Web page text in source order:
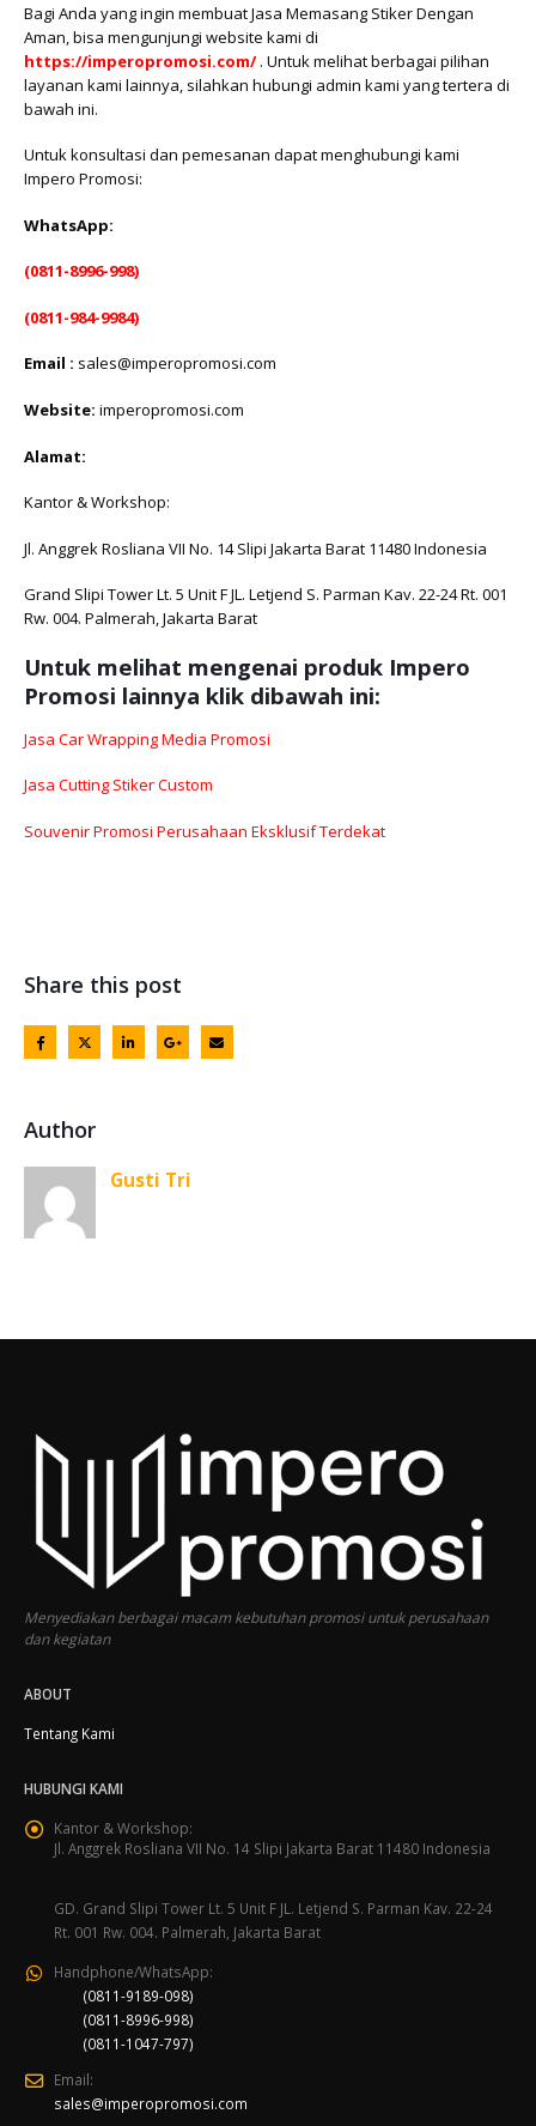
Bagi Anda yang ingin membuat Jasa Memasang Stiker Dengan
Aman, bisa mengunjungi website kami di
https://imperopromosi.com/. Untuk melihat berbagai pilihan
layanan kami lainnya, silahkan hubungi admin kami yang tertera di
bawah ini.
Untuk konsultasi dan pemesanan dapat menghubungi kami
Impero Promosi:
WhatsApp:
(0811-8996-998)
(0811-984-9984)
Email : sales@imperopromosi.com
Website: imperopromosi.com
Alamat:
Kantor & Workshop:
Jl. Anggrek Rosliana VII No. 14 Slipi Jakarta Barat 11480 Indonesia
Grand Slipi Tower Lt. 5 Unit F JL. Letjend S. Parman Kav. 22-24 Rt. 001
Rw. 004. Palmerah, Jakarta Barat
Untuk melihat mengenai produk Impero
Promosi lainnya klik dibawah ini:
Jasa Car Wrapping Media Promosi
Jasa Cutting Stiker Custom
Souvenir Promosi Perusahaan Eksklusif Terdekat
Share this post
Author
Gusti Tri
Menyediakan berbagai macam kebutuhan promosi untuk perusahaan
dan kegiatan
ABOUT
Tentang Kami
HUBUNGI KAMI
Kantor & Workshop:
Jl. Anggrek Rosliana VII No. 14 Slipi Jakarta Barat 11480 Indonesia
GD. Grand Slipi Tower Lt. 5 Unit F JL. Letjend S. Parman Kav. 22-24
Rt. 001 Rw. 004. Palmerah, Jakarta Barat
Handphone/WhatsApp:
(0811-9189-098)
(0811-8996-998)
(0811-1047-797)
Email:
sales@imperopromosi.com